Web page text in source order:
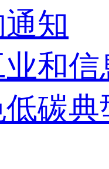
知
和
碳